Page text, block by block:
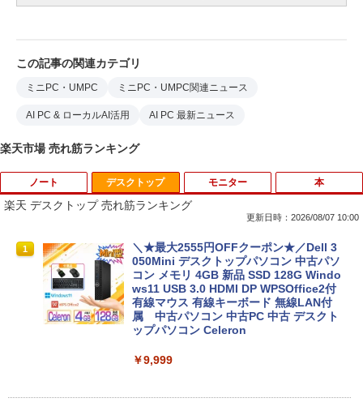
この記事の関連カテゴリ
ミニPC・UMPC ミニPC・UMPC関連ニュース
AI PC & ローカルAI活用 AI PC 最新ニュース
楽天市場 売れ筋ランキング
ノート
1
【★最大100%ポイント】【新生活応援・
2026】【Office 2019 H&B】NEC Versa
Pro/第4世代 Core i5/メモリ: 4GB/8GB/1
6GB/SSD:128GB/256GB/512GB/1TB/1
5.6型/USB 3.0/DVD/SDカードスロット/
Wi-Fi/Office/無線マウス/中古 パソコン/
中古PC ノートパソコン/Windows11
￥9,999
デスクトップ
楽天 デスクトップ 売れ筋ランキング
更新日時：2026/08/07 10:00
1
＼★最大2555円OFFクーポン★／Dell 3
050Mini デスクトップパソコン 中古パソ
コン メモリ 4GB 新品 SSD 128G Windo
ws11 USB 3.0 HDMI DP WPSOffice2付
有線マウス 有線キーボード 無線LAN付
属 中古パソコン 中古PC 中古 デスクト
ップパソコン Celeron
￥9,999
モニター 本